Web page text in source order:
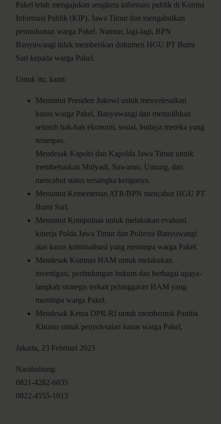
Pakel telah mengajukan sengketa informasi publik di Komisi
Informasi Publik (KIP), Jawa Timur dan mengabulkan
permohonan warga Pakel. Namun, lagi-lagi, BPN
Banyuwangi tidak memberikan dokumen HGU PT Bumi
Sari kepada warga Pakel.
Untuk itu, kami:
Menuntut Presiden Jokowi untuk menyelesaikan
kasus warga Pakel, Banyuwangi dan memulihkan
seluruh hak-hak ekonomi, sosial, budaya mereka yang
terampas.
Mendesak Kapolri dan Kapolda Jawa Timur untuk
membebaskan Mulyadi, Suwarno, Untung, dan
mencabut status tersangka ketiganya.
Menuntut Kementerian ATR/BPN mencabut HGU PT
Bumi Sari.
Menuntut Kompolnas untuk melakukan evaluasi
kinerja Polda Jawa Timur dan Polresta Banyuwangi
atas kasus kriminalisasi yang menimpa warga Pakel.
Mendesak Komnas HAM untuk melakukan
investigasi, perlindungan hukum dan berbagai upaya-
langkah strategis terkait pelanggaran HAM yang
menimpa warga Pakel.
Mendesak Ketua DPR-RI untuk membentuk Panitia
Khusus untuk penyelesaian kasus warga Pakel.
Jakarta, 23 Februari 2023
Narahubung:
0821-4282-6035
0822-4555-1013